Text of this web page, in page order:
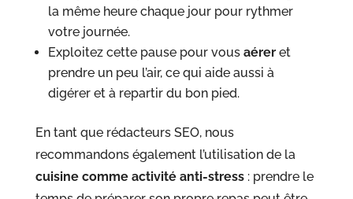
la même heure chaque jour pour rythmer
votre journée.
Exploitez cette pause pour vous aéreret
prendre un peu l’air, ce qui aide aussi à
digérer et à repartir du bon pied.
En tant que rédacteurs SEO, nous
recommandons également l’utilisation de la
cuisine comme activité anti-stress: prendre le